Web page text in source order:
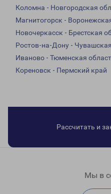
Коломна - Новгородская
Магнитогорск -
Новочеркасск - Брестская
Ростов-на-Дону -
Иваново - Тюменская
Кореновск - Пермский край
Рассчитать и
Мы в